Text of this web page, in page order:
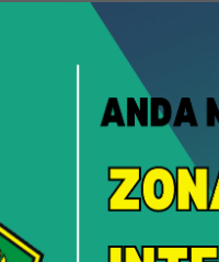
PTSP
Terpadu Satu Pintu